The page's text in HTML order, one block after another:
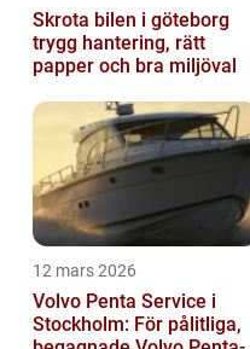
Skrota bilen i göteborg
trygg hantering, rätt
papper och bra miljöval
12 mars 2026
Volvo Penta Service i
Stockholm: För pålitliga,